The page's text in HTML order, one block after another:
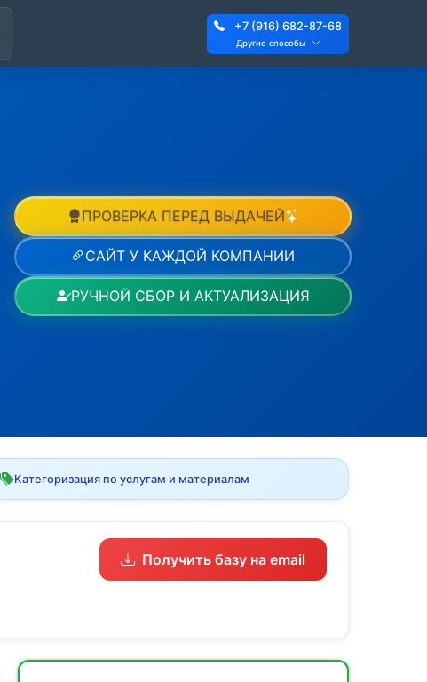
+7 (916) 682-87-68
Другие способы
ПРОВЕРКА ПЕРЕД ВЫДАЧЕЙ
САЙТ У КАЖДОЙ КОМПАНИИ
РУЧНОЙ СБОР И АКТУАЛИЗАЦИЯ
Категоризация по услугам и материалам
Получить базу на email